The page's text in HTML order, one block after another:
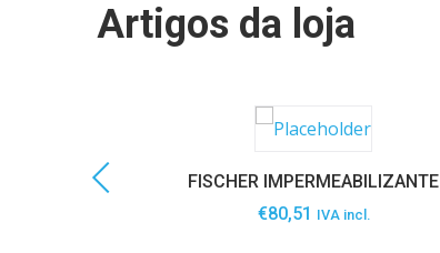
Artigos da loja
FISCHER IMPERMEABILIZANTE
€80,51 IVA incl.